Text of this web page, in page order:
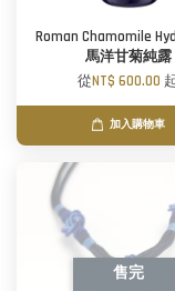
Roman Chamomile
馬洋甘菊純露
從NT$ 600.00
加入購物車
售完